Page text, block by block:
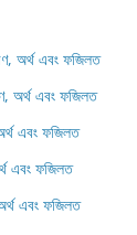
অর্থ এবং ফজিলত
অর্থ এবং ফজিলত
এবং ফজিলত
এবং ফজিলত
এবং ফজিলত